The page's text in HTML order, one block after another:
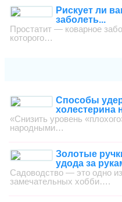
Рискует ли
заболеть...
Простатит — коварное
которого…
Способы
холестерина
«Снизить уровень
народными…
Золотые
удода за
Садоводство — это одно
замечательных хобби….